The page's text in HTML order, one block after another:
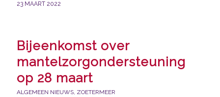
23 MAART 2022
Bijeenkomst over
mantelzorgondersteuning
op 28 maart
ALGEMEEN NIEUWS, ZOETERMEER